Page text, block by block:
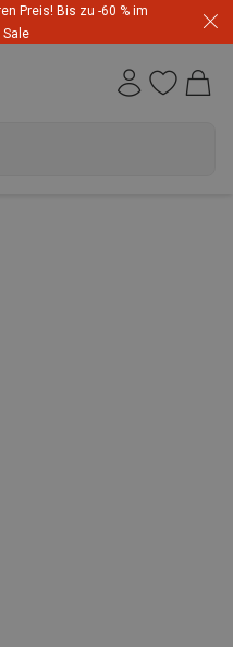
Preis! Bis zu -60 % im
Sale